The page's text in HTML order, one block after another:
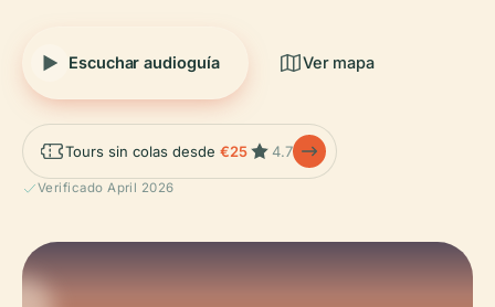
Escuchar audioguía Ver mapa
Tours sin colas desde €25 4.7
Verificado April 2026